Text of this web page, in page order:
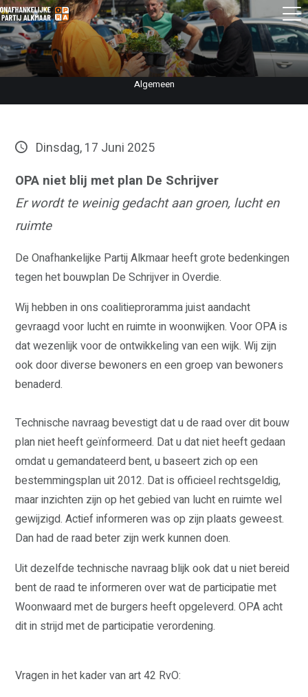
Algemeen
Dinsdag, 17 Juni 2025
OPA niet blij met plan De Schrijver
Er wordt te weinig gedacht aan groen, lucht en
ruimte
De Onafhankelijke Partij Alkmaar heeft grote bedenkingen
tegen het bouwplan De Schrijver in Overdie.
Wij hebben in ons coalitieproramma juist aandacht
gevraagd voor lucht en ruimte in woonwijken. Voor OPA is
dat wezenlijk voor de ontwikkeling van een wijk. Wij zijn
ook door diverse bewoners en een groep van bewoners
benaderd.
Technische navraag bevestigt dat u de raad over dit bouw
plan niet heeft geïnformeerd. Dat u dat niet heeft gedaan
omdat u gemandateerd bent, u baseert zich op een
bestemmingsplan uit 2012. Dat is officieel rechtsgeldig,
maar inzichten zijn op het gebied van lucht en ruimte wel
gewijzigd. Actief informeren was op zijn plaats geweest.
Dan had de raad beter zijn werk kunnen doen.
Uit dezelfde technische navraag blijk ook dat u niet bereid
bent de raad te informeren over wat de participatie met
Woonwaard met de burgers heeft opgeleverd. OPA acht
dit in strijd met de participatie verordening.
Vragen in het kader van art 42 RvO: